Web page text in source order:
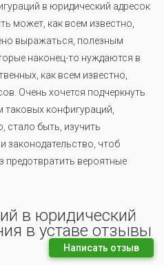
в юридический адресок
может, как всем известно,
выражаться, полезным
наконец-то нуждаются в
как всем известно,
Очень хочется подчеркнуть
таковых конфигураций,
стало быть, изучить
законодательство, чтоб
предотвратить вероятные
в юридический
в уставе отзывы
Написать отзыв